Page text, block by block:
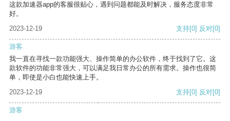
这款加速器app的客服很贴心，遇到问题都能及时解决，服务态度非常
好。
2023-12-19
支持[0] 反对[0]
游客
我一直在寻找一款功能强大、操作简单的办公软件，终于找到了它。这
款软件的功能非常强大，可以满足我日常办公的所有需求。操作也很简
单，即使是小白也能快速上手。
2023-12-19
支持[0] 反对[0]
游客